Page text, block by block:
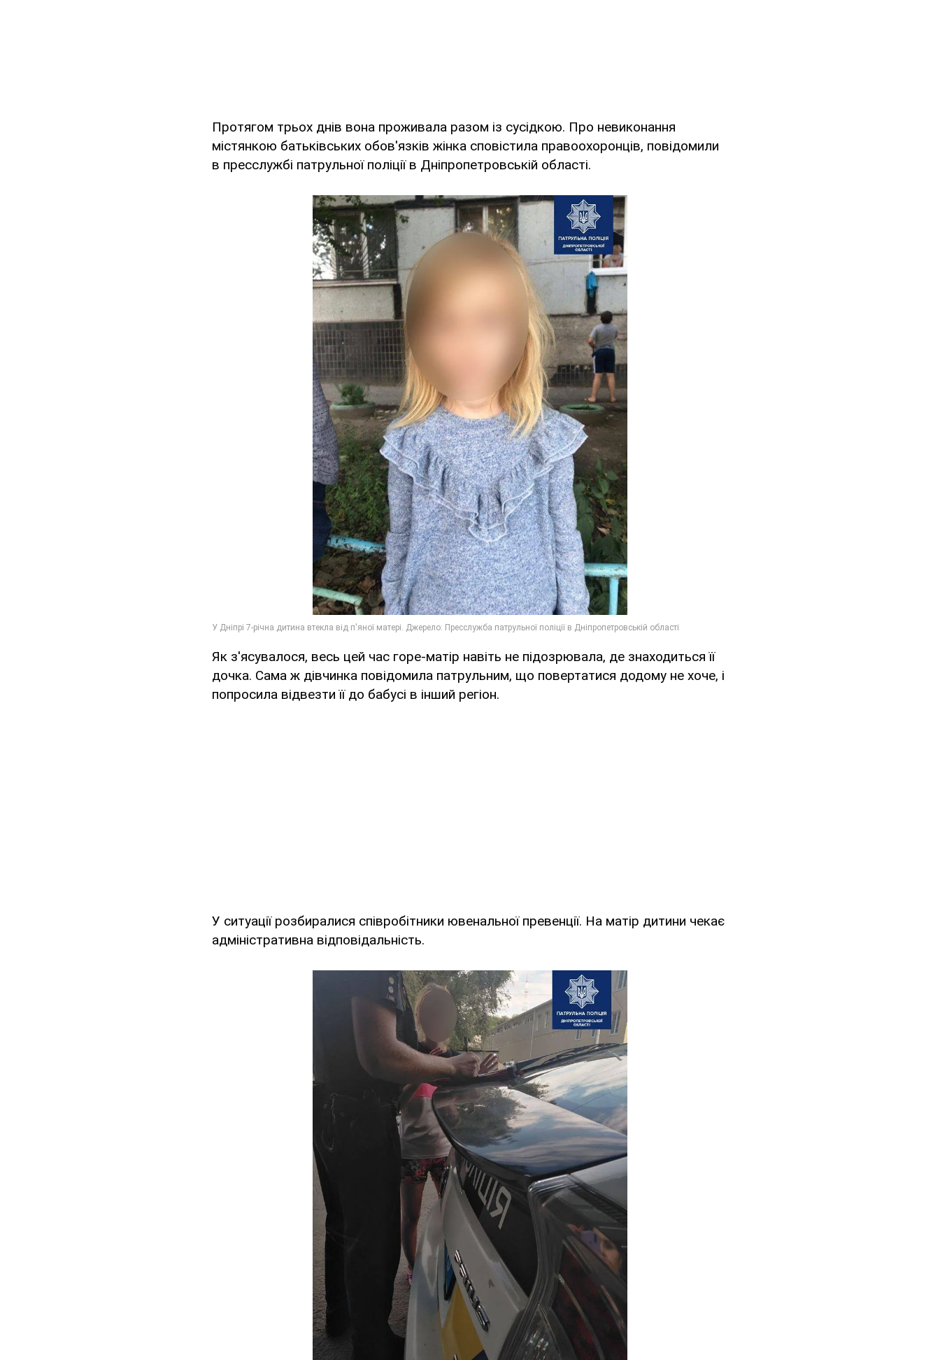
Протягом трьох днів вона проживала разом із сусідкою. Про невиконання
містянкою батьківських обов'язків жінка сповістила правоохоронців, повідомили
в пресслужбі патрульної поліції в Дніпропетровській області.
Як з'ясувалося, весь цей час горе-матір навіть не підозрювала, де знаходиться її
дочка. Сама ж дівчинка повідомила патрульним, що повертатися додому не хоче, і
попросила відвезти її до бабусі в інший регіон.
У ситуації розбиралися співробітники ювенальної превенції. На матір дитини чекає
адміністративна відповідальність.